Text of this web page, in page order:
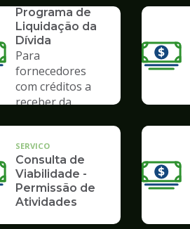
Programa de
Liquidação da
Dívida
Para
fornecedores
com créditos a
receber da
SERVICO
Consulta de
Viabilidade -
Permissão de
Atividades